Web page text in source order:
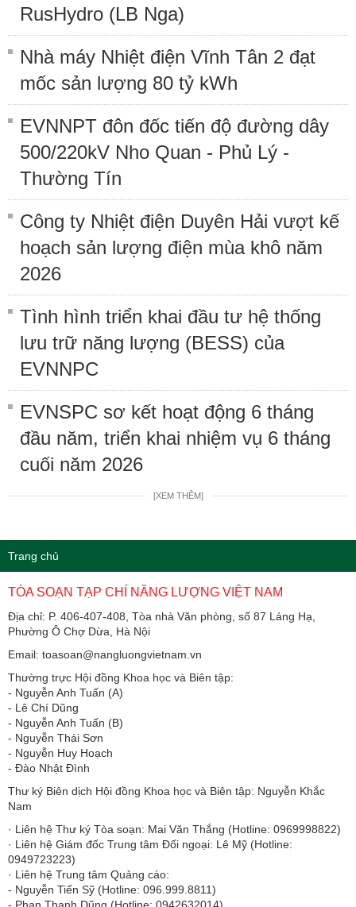
RusHydro (LB Nga)
Nhà máy Nhiệt điện Vĩnh Tân 2 đạt
mốc sản lượng 80 tỷ kWh
EVNNPT đôn đốc tiến độ đường dây
500/220kV Nho Quan - Phủ Lý -
Thường Tín
Công ty Nhiệt điện Duyên Hải vượt kế
hoạch sản lượng điện mùa khô năm
2026
Tình hình triển khai đầu tư hệ thống
lưu trữ năng lượng (BESS) của
EVNNPC
EVNSPC sơ kết hoạt động 6 tháng
đầu năm, triển khai nhiệm vụ 6 tháng
cuối năm 2026
[XEM THÊM]
Trang chủ
TÒA SOẠN TẠP CHÍ NĂNG LƯỢNG VIỆT NAM
Địa chỉ: P. 406-407-408, Tòa nhà Văn phòng, số 87 Láng Hạ,
Phường Ô Chợ Dừa, Hà Nội
Email: toasoan@nangluongvietnam.vn
Thường trực Hội đồng Khoa học và Biên tập:
​​​​​​- Nguyễn Anh Tuấn (A)
- Lê Chí Dũng
- Nguyễn Anh Tuấn (B)
- Nguyễn Thái Sơn
- Nguyễn Huy Hoạch
- Đào Nhật Đình
Thư ký Biên dịch Hội đồng Khoa học và Biên tập: Nguyễn Khắc
Nam
· Liên hệ Thư ký Tòa soạn: Mai Văn Thắng (Hotline: 0969998822)
· Liên hệ Giám đốc Trung tâm Đối ngoại: Lê Mỹ (Hotline:
0949723223)
· Liên hệ Trung tâm Quảng cáo:
- Nguyễn Tiến Sỹ (Hotline: 096.999.8811)